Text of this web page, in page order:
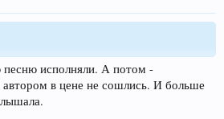
исполняли. А потом -
в цене не сошлись. И больше